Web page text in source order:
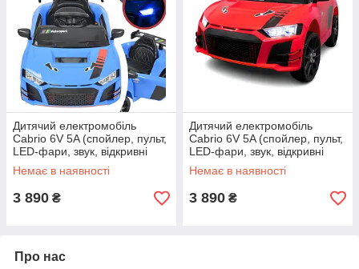
Дитячий електромобіль
Cabrio 6V 5A (спойлер, пульт,
LED-фари, звук, відкривні
двері, педаль газу), Синій
Немає в наявності
3 890 ₴
Дитячий електромобіль
Cabrio 6V 5A (спойлер, пульт,
LED-фари, звук, відкривні
двері, педаль газу), Червоний
Немає в наявності
3 890 ₴
Про нас